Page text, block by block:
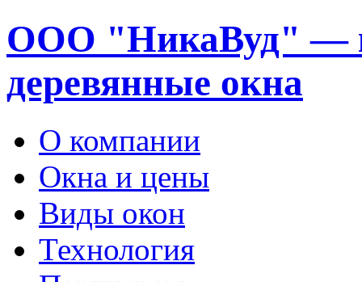
ООО "НикаВуд" —
деревянные окна
О компании
Окна и цены
Виды окон
Технология